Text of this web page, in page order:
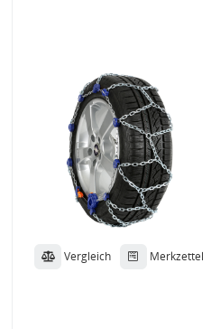
Vergleich Merkzettel